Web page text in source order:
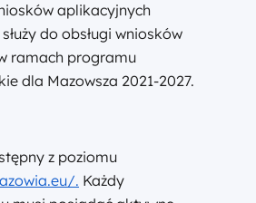
aplikacyjnych
do obsługi wniosków
ramach programu
dla Mazowsza 2021-2027.
z poziomu
. Każdy